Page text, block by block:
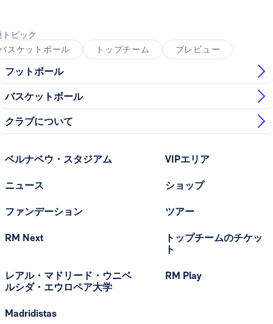
トピック
スケットボール
トップチーム プレビュー
フットボール
バスケットボール
クラブについて
ベルナベウ・スタジアム
ニュース
ファンデーション
RM Next
レアル・マドリード・ウニベ
ルシダ・エウロペア大学
Madridistas
VIPエリア
ショップ
ツアー
トップチームのチケッ
ト
RM Play